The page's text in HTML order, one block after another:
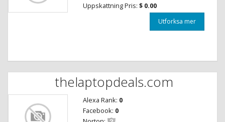
Uppskattning Pris: $ 0.00
Utforksa mer
thelaptopdeals.com
Alexa Rank: 0
Facebook: 0